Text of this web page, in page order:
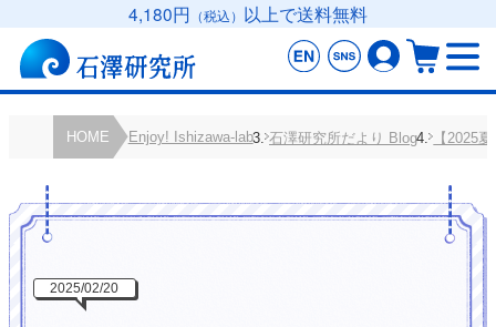
4,180円 （税込） 以上で送料無料
HOME Enjoy! Ishizawa-lab 石澤研究所だより Blog 【2025
2025/02/20